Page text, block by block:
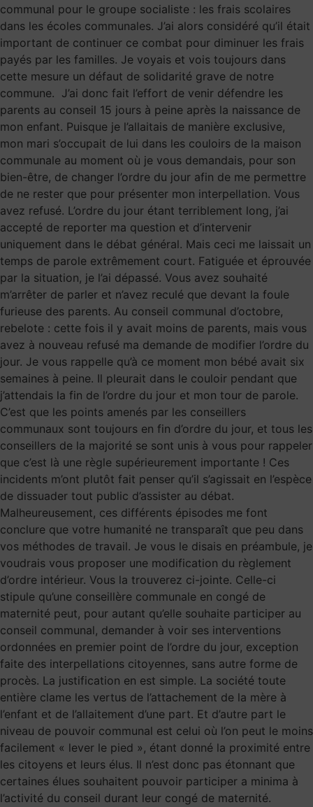
communal pour le groupe socialiste : les frais scolaires
dans les écoles communales. J’ai alors considéré qu’il était
important de continuer ce combat pour diminuer les frais
payés par les familles. Je voyais et vois toujours dans
cette mesure un défaut de solidarité grave de notre
commune. J’ai donc fait l’effort de venir défendre les
parents au conseil 15 jours à peine après la naissance de
mon enfant. Puisque je l’allaitais de manière exclusive,
mon mari s’occupait de lui dans les couloirs de la maison
communale au moment où je vous demandais, pour son
bien-être, de changer l’ordre du jour afin de me permettre
de ne rester que pour présenter mon interpellation. Vous
avez refusé. L’ordre du jour étant terriblement long, j’ai
accepté de reporter ma question et d’intervenir
uniquement dans le débat général. Mais ceci me laissait un
temps de parole extrêmement court. Fatiguée et éprouvée
par la situation, je l’ai dépassé. Vous avez souhaité
m’arrêter de parler et n’avez reculé que devant la foule
furieuse des parents. Au conseil communal d’octobre,
rebelote : cette fois il y avait moins de parents, mais vous
avez à nouveau refusé ma demande de modifier l’ordre du
jour. Je vous rappelle qu’à ce moment mon bébé avait six
semaines à peine. Il pleurait dans le couloir pendant que
j’attendais la fin de l’ordre du jour et mon tour de parole.
C’est que les points amenés par les conseillers
communaux sont toujours en fin d’ordre du jour, et tous les
conseillers de la majorité se sont unis à vous pour rappeler
que c’est là une règle supérieurement importante ! Ces
incidents m’ont plutôt fait penser qu’il s’agissait en l’espèce
de dissuader tout public d’assister au débat.
Malheureusement, ces différents épisodes me font
conclure que votre humanité ne transparaît que peu dans
vos méthodes de travail. Je vous le disais en préambule, je
voudrais vous proposer une modification du règlement
d’ordre intérieur. Vous la trouverez ci-jointe. Celle-ci
stipule qu’une conseillère communale en congé de
maternité peut, pour autant qu’elle souhaite participer au
conseil communal, demander à voir ses interventions
ordonnées en premier point de l’ordre du jour, exception
faite des interpellations citoyennes, sans autre forme de
procès. La justification en est simple. La société toute
entière clame les vertus de l’attachement de la mère à
l’enfant et de l’allaitement d’une part. Et d’autre part le
niveau de pouvoir communal est celui où l’on peut le moins
facilement « lever le pied », étant donné la proximité entre
les citoyens et leurs élus. Il n’est donc pas étonnant que
certaines élues souhaitent pouvoir participer a minima à
l’activité du conseil durant leur congé de maternité.